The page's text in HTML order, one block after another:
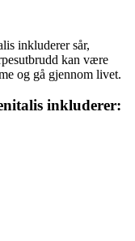
inkluderer sår,
kan være
og gå gjennom livet.
inkluderer: